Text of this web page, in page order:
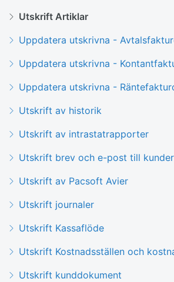
Utskrift Artiklar
Uppdatera utskrivna -
Uppdatera utskrivna -
Uppdatera utskrivna -
Utskrift av historik
Utskrift av intrastatrapporter
Utskrift brev och e-post till kunder
Utskrift av Pacsoft Avier
Utskrift journaler
Utskrift Kassaflöde
Utskrift Kostnadsställen och
Utskrift kunddokument